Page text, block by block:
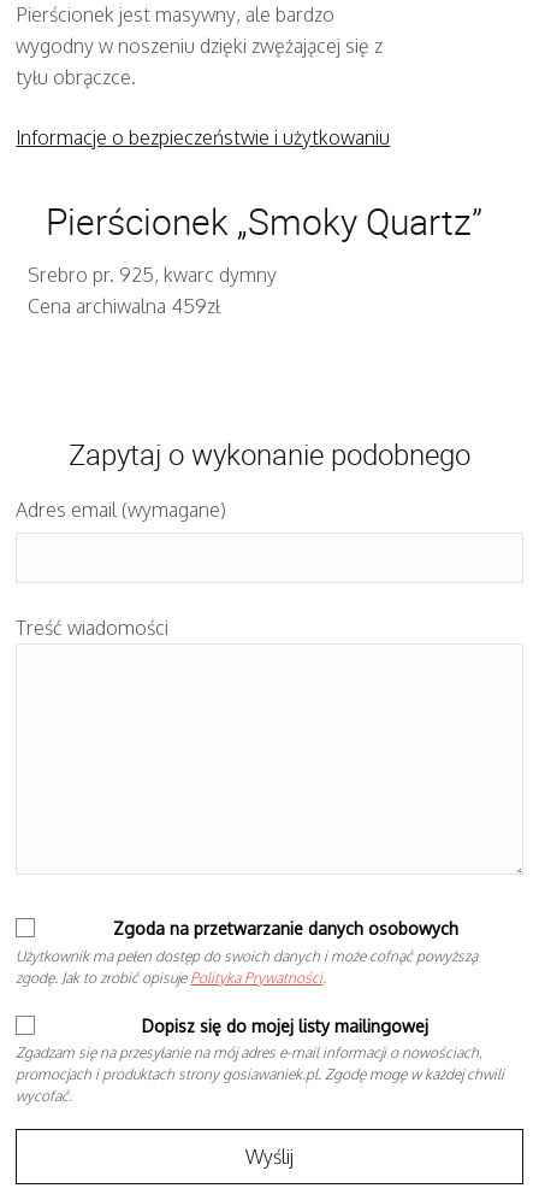
Pierścionek jest masywny, ale bardzo
wygodny w noszeniu dzięki zwężającej się z
tyłu obrączce.
Informacje o bezpieczeństwie i użytkowaniu
Pierścionek „Smoky Quartz”
Srebro pr. 925, kwarc dymny
Cena archiwalna 459zł
Zapytaj o wykonanie podobnego
Adres email (wymagane)
Treść wiadomości
Zgoda na przetwarzanie danych osobowych
Użytkownik ma pełen dostęp do swoich danych i może cofnąć powyższą
zgodę. Jak to zrobić opisuje Polityka Prywatności.
Dopisz się do mojej listy mailingowej
Zgadzam się na przesyłanie na mój adres e-mail informacji o nowościach,
promocjach i produktach strony gosiawaniek.pl. Zgodę mogę w każdej chwili
wycofać.